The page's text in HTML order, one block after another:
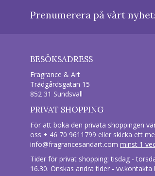
Prenumerera på vårt
BESÖKSADRESS
Fragrance & Art
Trädgårdsgatan 15
852 31 Sundsvall
PRIVAT SHOPPING
För att boka den privata shoppingen
oss + 46 70 9611799 eller skicka ett
info@fragrancesandart.com minst 1
Tider för privat shopping: tisdag -
16.30. Önskas andra tider - vv.kontakta